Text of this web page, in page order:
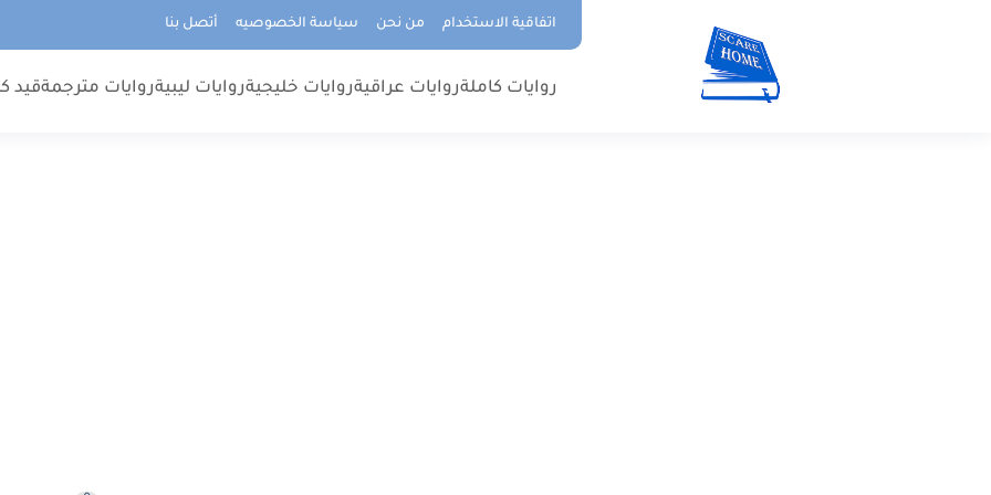
اتفاقية الاستخدام من نحن سياسة الخصوصيه أتصل بنا
روايات كاملةروايات عراقيةروايات خليجيةروايات ليبيةروايات مترجمةقيد